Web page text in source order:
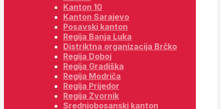
Kanton 10
Kanton Sarajevo
Posavski kanton
Regija Banja Luka
Distriktna organizacija Brčko
Regija Doboj
Regija Gradiška
Regija Modriča
Regija Prijedor
Regija Zvornik
Srednjobosanski kanton